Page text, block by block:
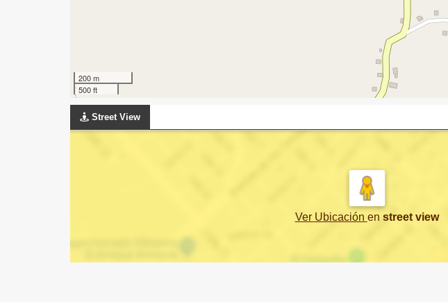
200 m
500 ft
Street View
Ver Ubicación en street view